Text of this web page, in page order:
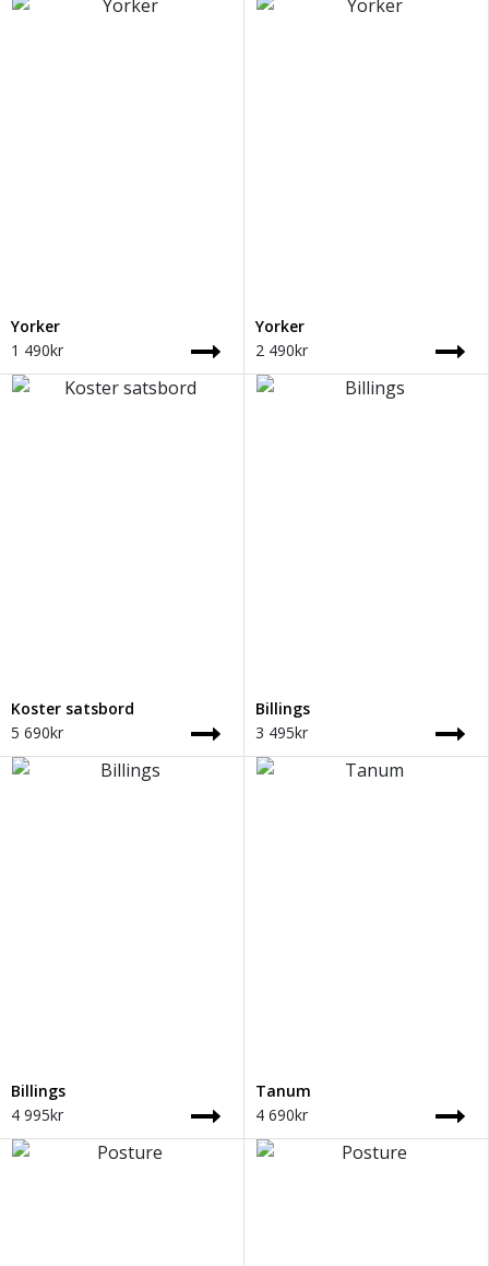
Yorker
1 490kr
Yorker
2 490kr
Koster satsbord
5 690kr
Billings
3 495kr
Billings
4 995kr
Tanum
4 690kr